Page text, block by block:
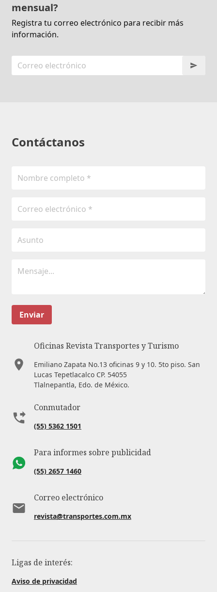
mensual?
Registra tu correo electrónico para recibir más
información.
Contáctanos
Enviar
Oficinas Revista Transportes y Turismo
Emiliano Zapata No.13 oficinas 9 y 10. 5to piso. San
Lucas Tepetlacalco CP. 54055
Tlalnepantla, Edo. de México.
Conmutador
(55) 5362 1501
Para informes sobre publicidad
(55) 2657 1460
Correo electrónico
revista@transportes.com.mx
Ligas de interés:
Aviso de privacidad